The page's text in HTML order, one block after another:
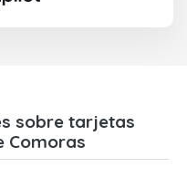
sobre tarjetas
Comoras